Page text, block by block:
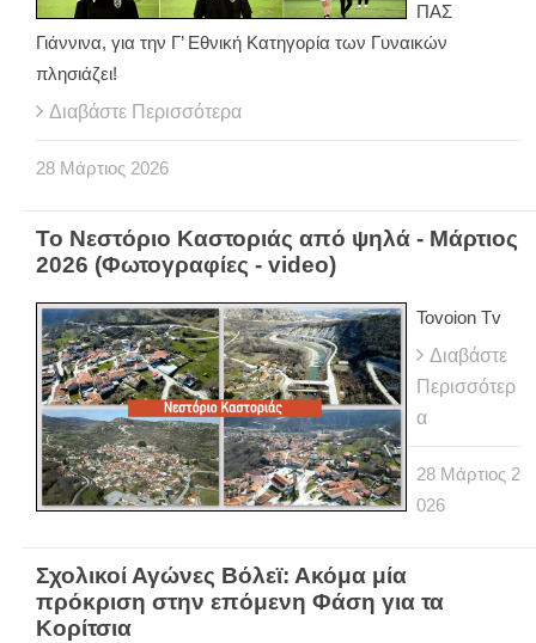
ΠΑΣ
Γιάννινα, για την Γ’ Εθνική Κατηγορία των Γυναικών
πλησιάζει!
Διαβάστε Περισσότερα
28 Μάρτιος 2026
Το Νεστόριο Καστοριάς από ψηλά - Μάρτιος
2026 (Φωτογραφίες - video)
Tovoion Tv
Διαβάστε
Περισσότερ
α
28 Μάρτιος 2
026
Σχολικοί Αγώνες Βόλεϊ: Ακόμα μία
πρόκριση στην επόμενη Φάση για τα
Κορίτσια